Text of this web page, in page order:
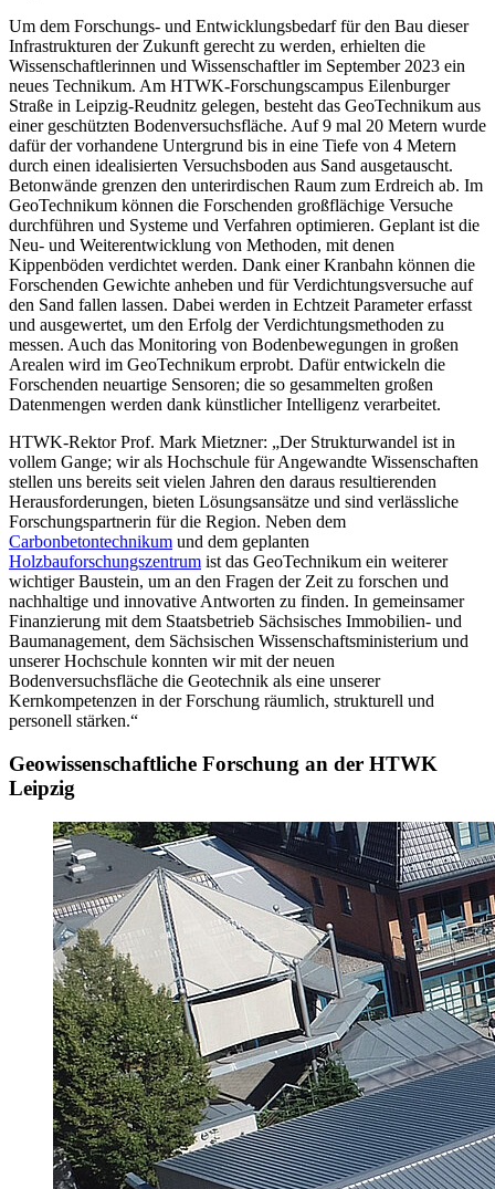
Um dem Forschungs- und Entwicklungsbedarf für den Bau dieser
Infrastrukturen der Zukunft gerecht zu werden, erhielten die
Wissenschaftlerinnen und Wissenschaftler im September 2023 ein
neues Technikum. Am HTWK-Forschungscampus Eilenburger
Straße in Leipzig-Reudnitz gelegen, besteht das GeoTechnikum aus
einer geschützten Bodenversuchsfläche. Auf 9 mal 20 Metern wurde
dafür der vorhandene Untergrund bis in eine Tiefe von 4 Metern
durch einen idealisierten Versuchsboden aus Sand ausgetauscht.
Betonwände grenzen den unterirdischen Raum zum Erdreich ab. Im
GeoTechnikum können die Forschenden großflächige Versuche
durchführen und Systeme und Verfahren optimieren. Geplant ist die
Neu- und Weiterentwicklung von Methoden, mit denen
Kippenböden verdichtet werden. Dank einer Kranbahn können die
Forschenden Gewichte anheben und für Verdichtungsversuche auf
den Sand fallen lassen. Dabei werden in Echtzeit Parameter erfasst
und ausgewertet, um den Erfolg der Verdichtungsmethoden zu
messen. Auch das Monitoring von Bodenbewegungen in großen
Arealen wird im GeoTechnikum erprobt. Dafür entwickeln die
Forschenden neuartige Sensoren; die so gesammelten großen
Datenmengen werden dank künstlicher Intelligenz verarbeitet.
HTWK-Rektor Prof. Mark Mietzner: „Der Strukturwandel ist in
vollem Gange; wir als Hochschule für Angewandte Wissenschaften
stellen uns bereits seit vielen Jahren den daraus resultierenden
Herausforderungen, bieten Lösungsansätze und sind verlässliche
Forschungspartnerin für die Region. Neben dem
Carbonbetontechnikum und dem geplanten
Holzbauforschungszentrum ist das GeoTechnikum ein weiterer
wichtiger Baustein, um an den Fragen der Zeit zu forschen und
nachhaltige und innovative Antworten zu finden. In gemeinsamer
Finanzierung mit dem Staatsbetrieb Sächsisches Immobilien- und
Baumanagement, dem Sächsischen Wissenschaftsministerium und
unserer Hochschule konnten wir mit der neuen
Bodenversuchsfläche die Geotechnik als eine unserer
Kernkompetenzen in der Forschung räumlich, strukturell und
personell stärken.“
Geowissenschaftliche Forschung an der HTWK
Leipzig